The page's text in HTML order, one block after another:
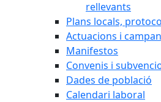
rellevants
Plans locals,
Actuacions i
Manifestos
Convenis i
Dades de població
Calendari laboral